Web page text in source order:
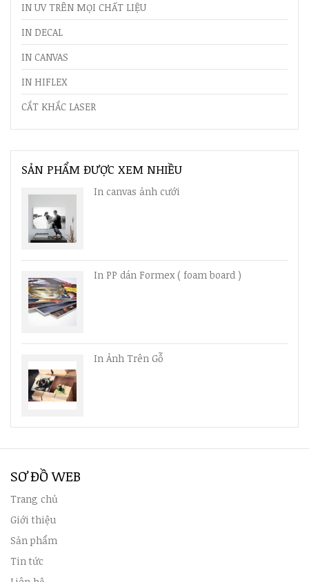
IN UV TRÊN MỌI CHẤT LIỆU
IN DECAL
IN CANVAS
IN HIFLEX
CẮT KHẮC LASER
SẢN PHẨM ĐƯỢC XEM NHIỀU
In canvas ảnh cưới
In PP dán Formex ( foam board )
In Ảnh Trên Gỗ
SƠ ĐỒ WEB
Trang chủ
Giới thiệu
Sản phẩm
Tin tức